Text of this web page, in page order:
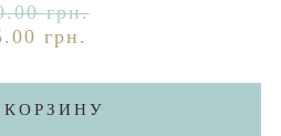
грн.
грн.
КОРЗИНУ